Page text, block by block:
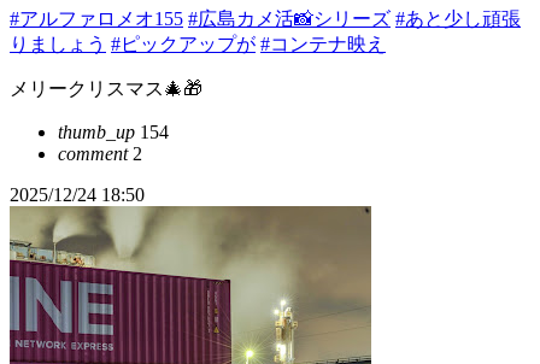
#アルファロメオ155 #広島カメ活📸シリーズ #あと少し頑張
りましょう #ピックアップが #コンテナ映え
メリークリスマス🎄🎁
thumb_up 154
comment2
2025/12/24 18:50